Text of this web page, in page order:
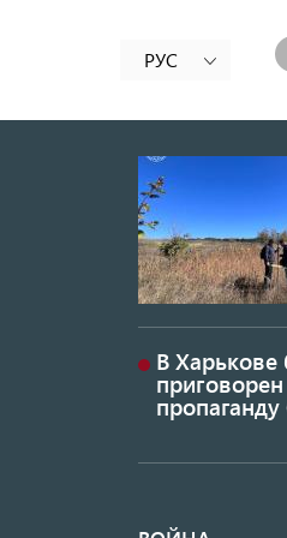
РУС
В Харькове